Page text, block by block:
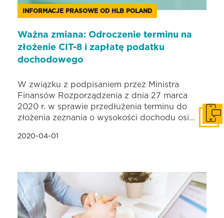
INFORMACJE PRASOWE OD HLB POLAND
Ważna zmiana: Odroczenie terminu na
złożenie CIT-8 i zapłatę podatku
dochodowego
W związku z podpisaniem przez Ministra
Finansów Rozporządzenia z dnia 27 marca
2020 r. w sprawie przedłużenia terminu do
złożenia zeznania o wysokości dochodu osi…
2020-04-01